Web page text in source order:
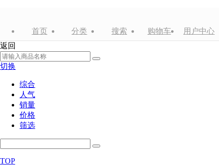
首页 分类 搜索 购物车
用户中心
返回
切换
综合
人气
销量
价格
筛选
TOP